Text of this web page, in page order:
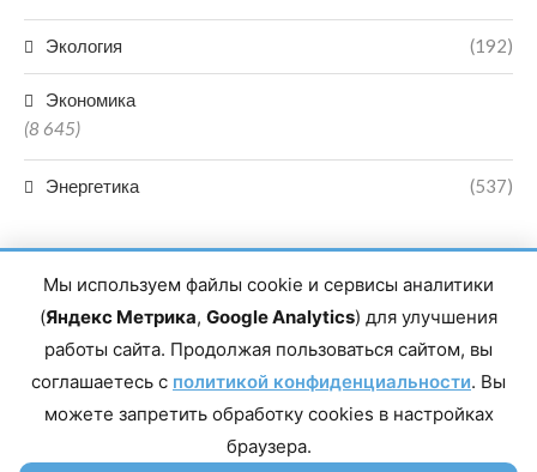
Экология (192)
Экономика
(8 645)
Энергетика (537)
Главный редактор сетевого издания Магомаев Тимур Нухович.
Контакты редакции: 8(988)-292-94-34 Почта: vestiskfo@gmail.com По
Республика Дагестан, г. Махачкала, пр-т Насрутдинова, д. 1а. Все
права защищены. Копирование и использование полных материалов
запрещено, частичное цитирование возможно только при условии
Мы используем файлы cookie и сервисы аналитики
(Яндекс Метрика, Google Analytics) для улучшения
работы сайта. Продолжая пользоваться сайтом, вы
соглашаетесь с политикой конфиденциальности. Вы
можете запретить обработку cookies в настройках
браузера.